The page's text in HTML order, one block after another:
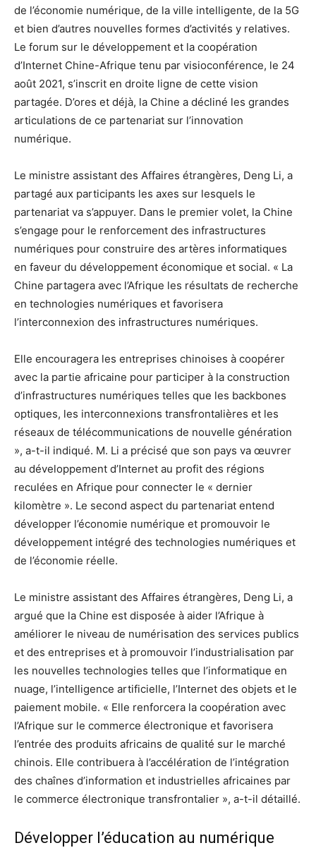
de l’économie numérique, de la ville intelligente, de la 5G
et bien d’autres nouvelles formes d’activités y relatives.
Le forum sur le développement et la coopération
d’Internet Chine-Afrique tenu par visioconférence, le 24
août 2021, s’inscrit en droite ligne de cette vision
partagée. D’ores et déjà, la Chine a décliné les grandes
articulations de ce partenariat sur l’innovation
numérique.
Le ministre assistant des Affaires étrangères, Deng Li, a
partagé aux participants les axes sur lesquels le
partenariat va s’appuyer. Dans le premier volet, la Chine
s’engage pour le renforcement des infrastructures
numériques pour construire des artères informatiques
en faveur du développement économique et social. « La
Chine partagera avec l’Afrique les résultats de recherche
en technologies numériques et favorisera
l’interconnexion des infrastructures numériques.
Elle encouragera les entreprises chinoises à coopérer
avec la partie africaine pour participer à la construction
d’infrastructures numériques telles que les backbones
optiques, les interconnexions transfrontalières et les
réseaux de télécommunications de nouvelle génération
», a-t-il indiqué. M. Li a précisé que son pays va œuvrer
au développement d’Internet au profit des régions
reculées en Afrique pour connecter le « dernier
kilomètre ». Le second aspect du partenariat entend
développer l’économie numérique et promouvoir le
développement intégré des technologies numériques et
de l’économie réelle.
Le ministre assistant des Affaires étrangères, Deng Li, a
argué que la Chine est disposée à aider l’Afrique à
améliorer le niveau de numérisation des services publics
et des entreprises et à promouvoir l’industrialisation par
les nouvelles technologies telles que l’informatique en
nuage, l’intelligence artificielle, l’Internet des objets et le
paiement mobile. « Elle renforcera la coopération avec
l’Afrique sur le commerce électronique et favorisera
l’entrée des produits africains de qualité sur le marché
chinois. Elle contribuera à l’accélération de l’intégration
des chaînes d’information et industrielles africaines par
le commerce électronique transfrontalier », a-t-il détaillé.
Développer l’éducation au numérique